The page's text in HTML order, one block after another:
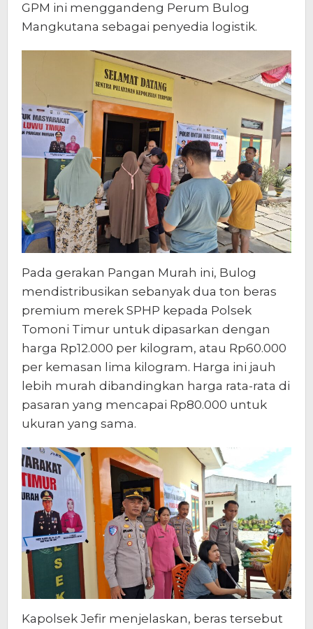
GPM ini menggandeng Perum Bulog
Mangkutana sebagai penyedia logistik.
Pada gerakan Pangan Murah ini, Bulog
mendistribusikan sebanyak dua ton beras
premium merek SPHP kepada Polsek
Tomoni Timur untuk dipasarkan dengan
harga Rp12.000 per kilogram, atau Rp60.000
per kemasan lima kilogram. Harga ini jauh
lebih murah dibandingkan harga rata-rata di
pasaran yang mencapai Rp80.000 untuk
ukuran yang sama.
Kapolsek Jefir menjelaskan, beras tersebut